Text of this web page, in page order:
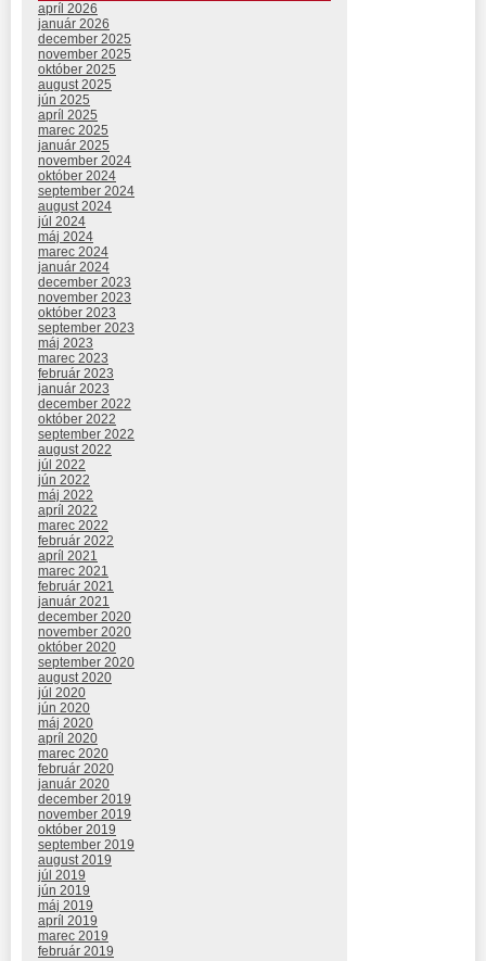
apríl 2026
január 2026
december 2025
november 2025
október 2025
august 2025
jún 2025
apríl 2025
marec 2025
január 2025
november 2024
október 2024
september 2024
august 2024
júl 2024
máj 2024
marec 2024
január 2024
december 2023
november 2023
október 2023
september 2023
máj 2023
marec 2023
február 2023
január 2023
december 2022
október 2022
september 2022
august 2022
júl 2022
jún 2022
máj 2022
apríl 2022
marec 2022
február 2022
apríl 2021
marec 2021
február 2021
január 2021
december 2020
november 2020
október 2020
september 2020
august 2020
júl 2020
jún 2020
máj 2020
apríl 2020
marec 2020
február 2020
január 2020
december 2019
november 2019
október 2019
september 2019
august 2019
júl 2019
jún 2019
máj 2019
apríl 2019
marec 2019
február 2019